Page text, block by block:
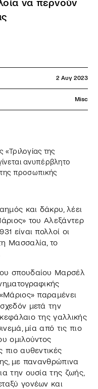
να περνούν
2 Αυγ 2023
Misc
της
ανυπέρβλητο
προσωπικής
και δάκρυ, λέει
του Αλεξάντερ
είναι πολλοί οι
Μασσαλία, το
σπουδαίου Μαρσέλ
παραμένει
μετά την
της γαλλικής
μία από τις πιο
ομιλούντος
πιο αυθεντικές
με πανανθρώπινα
την ουσία της ζωής,
γονέων και